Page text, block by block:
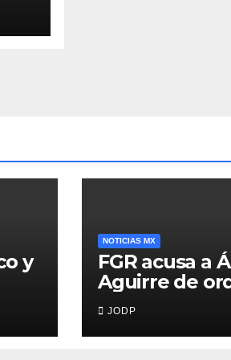
y
NOTICIAS MX
FGR acusa a
Aguirre de
destruir videos
clave del caso
Ayotzinapa
JODP